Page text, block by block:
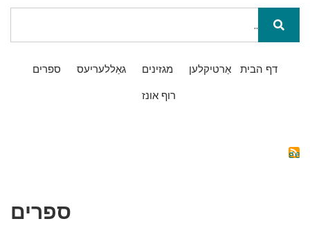
Main
navigation
דף הבית אַרטיקלען מגזינים גאַללעריעס
ספרים
רוף אונז
ספרים